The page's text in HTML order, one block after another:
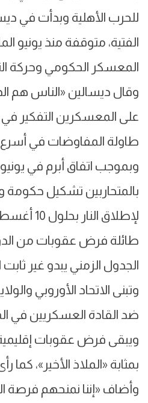
الفتية، متوقفة منذ
المعسكر الحكومي وحركة
وقال ديسالين «الناس هم
على المعسكرين التفكير في
طاولة المفاوضات في
وبموجب اتفاق أبرم في
بالمتحاربين تشكيل حكومة
لإطلاق
طائلة فرض عقوبات من
الجدول الزمني يبدو غير ثابت
وتبنى الاتحاد الأوروبي
ضد القادة العسكريين في
ويبقى فرض عقوبات
بمثابة «الملاذ الأخير»، كما
وأضاف «إننا نمنحهم فرصة